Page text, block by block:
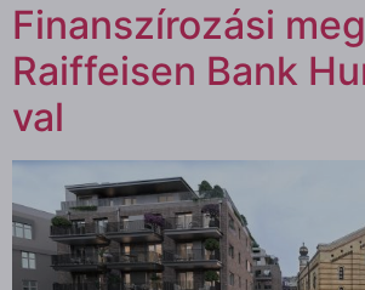
Finanszírozási
Raiffeisen Bank
val